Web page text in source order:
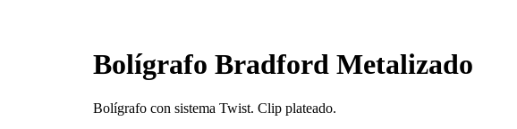
Bolígrafo Bradford Metalizado
Bolígrafo con sistema Twist. Clip plateado.